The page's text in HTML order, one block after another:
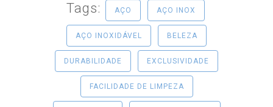
Tags: AÇO AÇO INOX
AÇO INOXIDÁVEL BELEZA
DURABILIDADE EXCLUSIVIDADE
FACILIDADE DE LIMPEZA